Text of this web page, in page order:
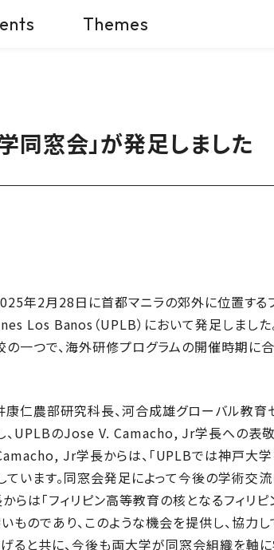
Themes
同窓会」が発足しました
年2月28日に首都マニラの郊外に位置する
Banos（UPLB）において発足しました
一つで、海外研修プログラムの開催時期に
仁農部研究科長、河合成雄グローバル教育
、UPLBのJose V. Camacho, Jr学長への表
Jr学長からは、「UPLBでは神戸大
ています。同窓会発足によって今後の学術交
らは「フィリピン高等教育の核となるフィリ
ものであり、このような機会を提供し、協力
ると共に、今後も両大学が同窓会組織を軸